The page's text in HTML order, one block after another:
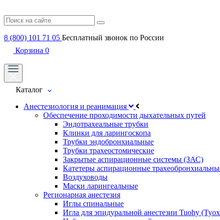
8 (800) 101 71 05 Бесплатный звонок по России
Корзина 0
Каталог
Анестезиология и реанимация
Обеспечение проходимости дыхательных путей
Эндотрахеальные трубки
Клинки для ларингоскопа
Трубки эндобронхиальные
Трубки трахеостомические
Закрытые аспирационные системы (ЗАС)
Катетеры аспирационные
Воздуховоды
Маски ларингеальные
Регионарная анестезия
Иглы спинальные
Игла для эпидуральной анестезии Tuohy